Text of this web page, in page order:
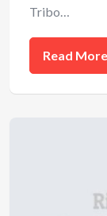
Tribo…
Read More